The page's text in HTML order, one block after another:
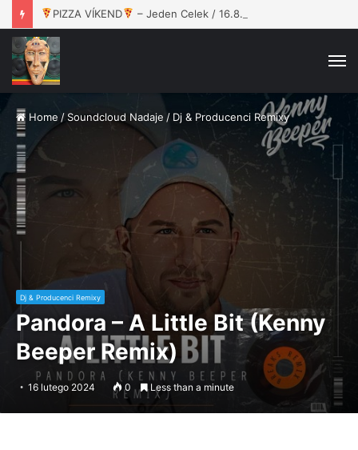
PIZZA VÍKEND – Jeden Celek / 16.8. / Rokáč Jablunkov
Home /Soundcloud Nadaje / Dj & Producenci Remixy
Dj & Producenci Remixy
Pandora – A Little Bit (Kenny
Beeper Remix)
16 lutego 2024 0 Less than a minute